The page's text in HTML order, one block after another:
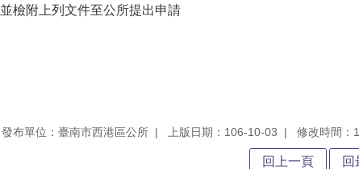
檢附上列文件至公所提出申請
發布單位：臺南市西港區公所 上版日期：106-10-03 修改時間：
回上一頁 回